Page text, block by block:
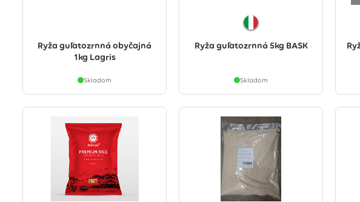
Ryža guľatozrnná obyčajná
1kg Lagris
Skladom
Ryža guľatozrnná 5kg BASK
Skladom